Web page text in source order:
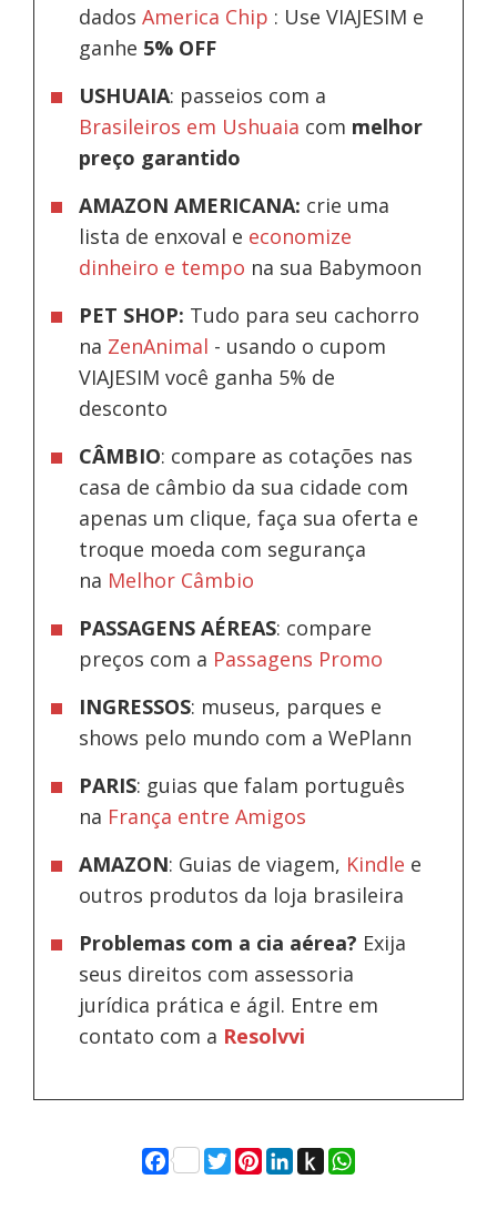
dadosAmerica Chip : Use VIAJESIM e
ganhe 5% OFF
USHUAIA: passeios com a
Brasileiros em Ushuaia com melhor
preço garantido
AMAZON AMERICANA: crie uma
lista de enxoval e economize
dinheiro e tempo na sua Babymoon
PET SHOP: Tudo para seu cachorro
na ZenAnimal - usando o cupom
VIAJESIM você ganha 5% de
desconto
CÂMBIO: compare as cotações nas
casa de câmbio da sua cidade com
apenas um clique, faça sua oferta e
troque moeda com segurança
na Melhor Câmbio
PASSAGENS AÉREAS: compare
preços com a Passagens Promo
INGRESSOS: museus, parques e
shows pelo mundo com a WePlann
PARIS: guias que falam português
na França entre Amigos
AMAZON: Guias de viagem, Kindle e
outros produtos da loja brasileira
Problemas com a cia aérea? Exija
seus direitos com assessoria
jurídica prática e ágil. Entre em
contato com a Resolvvi
Facebook
Twitter
Pinterest
LinkedIn
Push
to
WhatsApp